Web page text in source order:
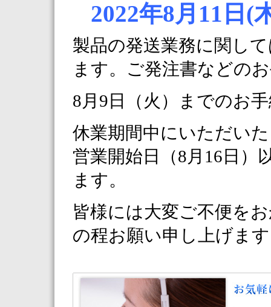
2022年8月11
製品の発送業務に関し
ます。ご発注書などの
8月9日（火）までのお
休業期間中にいただい
営業開始日（8月16日）
ます。
皆様には大変ご不便を
の程お願い申し上げま